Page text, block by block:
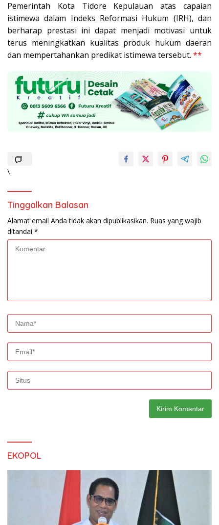
Pemerintah Kota Tidore Kepulauan atas capaian
istimewa dalam Indeks Reformasi Hukum (IRH), dan
berharap prestasi ini dapat menjadi motivasi untuk
terus meningkatkan kualitas produk hukum daerah
dan mempertahankan predikat istimewa tersebut. **
\
Tinggalkan Balasan
Alamat email Anda tidak akan dipublikasikan. Ruas yang wajib
ditandai *
EKOPOL